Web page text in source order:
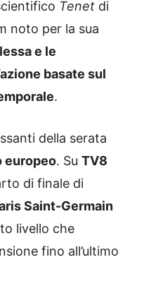
Tenet di
noto per la sua
e le
basate sul
.
della serata
europeo. Su TV8
di finale di
Saint-Germain
livello che
fino all’ultimo